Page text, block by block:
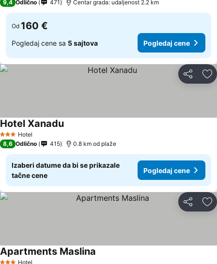
9,4 Odlično 471 Centar grada: udaljenost 2.2 km
Od 160 €
Pogledaj cene sa 5 sajtova Pogledaj cene
Deli
3 Zvezdice
Hotel
Hotel XanaduPogledaj cene
8,6 Odlično 415 0.8 km od plaže
Izaberi datume da bi se prikazale
tačne cene
Pogledaj cene
Deli
Hotel
Apartments Maslina